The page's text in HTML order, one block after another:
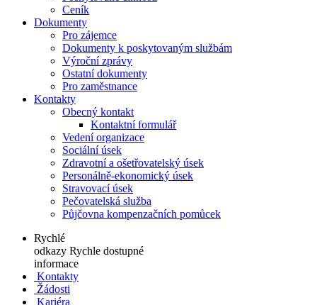
Ceník
Dokumenty
Pro zájemce
Dokumenty k poskytovaným službám
Výroční zprávy
Ostatní dokumenty
Pro zaměstnance
Kontakty
Obecný kontakt
Kontaktní formulář
Vedení organizace
Sociální úsek
Zdravotní a ošetřovatelský úsek
Personálně-ekonomický úsek
Stravovací úsek
Pečovatelská služba
Půjčovna kompenzačních pomůcek
Rychlé
odkazy Rychle dostupné
informace
Kontakty
Žádosti
Kariéra